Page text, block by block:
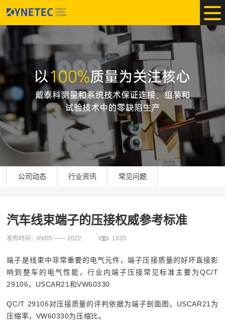
公司动态 行业资讯 常见问题
汽车线束端子的压接权威参考标准
发布时间：09/05 —— 2022 1935
端子是线束中非常重要的电气元件，端子压接质量的好坏直接影
响到整车的电气性能，行业内端子压接常见标准主要为QC/T
29106，USCAR21和VW60330
QC/T 29106对压接质量的评判依据为端子剖面图，USCAR21为
压缩率，VW60330为压缩比。